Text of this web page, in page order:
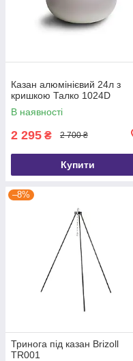
Казан алюмінієвий 24л з
кришкою Талко 1024D
В наявності
2 295 ₴ 2 700 ₴
Купити
–8%
Тринога під казан Brizoll
TR001